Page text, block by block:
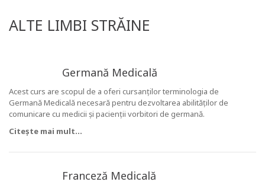
ALTE LIMBI STRĂINE
Germană Medicală
Acest curs are scopul de a oferi cursanților terminologia de
Germană Medicală necesară pentru dezvoltarea abilităților de
comunicare cu medicii și pacienții vorbitori de germană.
Citește mai mult...
Franceză Medicală